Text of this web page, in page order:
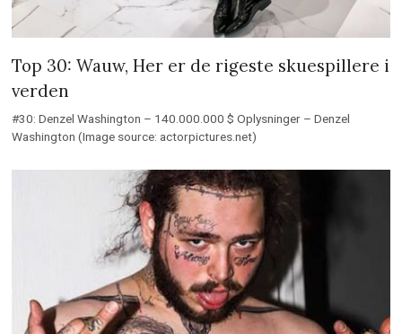
Top 30: Wauw, Her er de rigeste skuespillere i
verden
#30: Denzel Washington – 140.000.000 $ Oplysninger – Denzel
Washington (Image source: actorpictures.net)